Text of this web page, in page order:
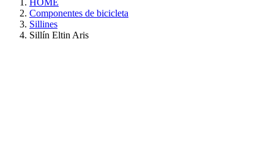
HOME
Componentes de bicicleta
Sillines
Sillín Eltin Aris